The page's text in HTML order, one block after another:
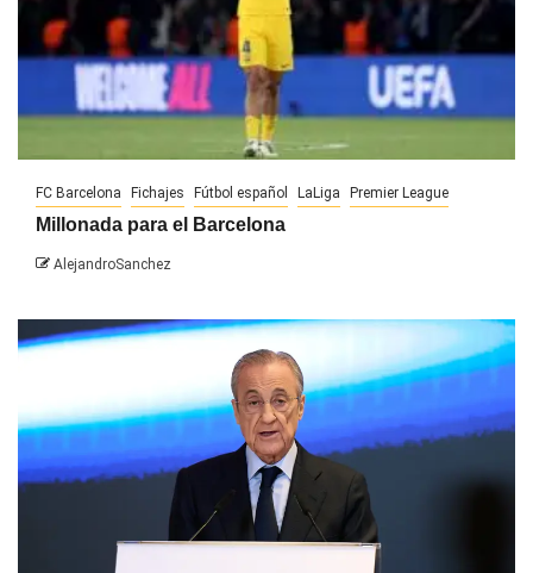
FC Barcelona Fichajes Fútbol español LaLiga Premier League
Millonada para el Barcelona
AlejandroSanchez